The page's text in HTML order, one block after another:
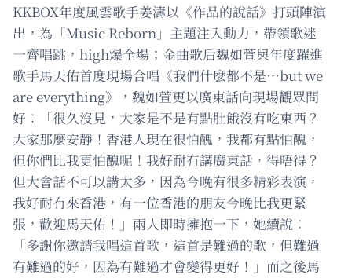
KKBOX年度風雲歌手姜濤以《作品的說話》打頭陣演
出，為「Music Reborn」主題注入動力，帶領歌迷
一齊唱跳，high爆全場；金曲歌后魏如萱與年度躍進
歌手馬天佑首度現場合唱《我們什麽都不是⋯but we
are everything》，魏如萱更以廣東話向現場觀眾問
好︰「很久沒見，大家是不是有點肚餓沒有吃東西？
大家那麼安靜！香港人現在很怕醜，我都有點怕醜，
但你們比我更怕醜呢！我好耐冇講廣東話，得唔得？
但大會話不可以講太多，因為今晚有很多精彩表演，
我好耐冇來香港，有一位香港的朋友今晚比我更緊
張，歡迎馬天佑！」兩人即時擁抱一下，她續說︰
「多謝你邀請我唱這首歌，這首是難過的歌，但難過
有難過的好，因為有難過才會變得更好！」而之後馬